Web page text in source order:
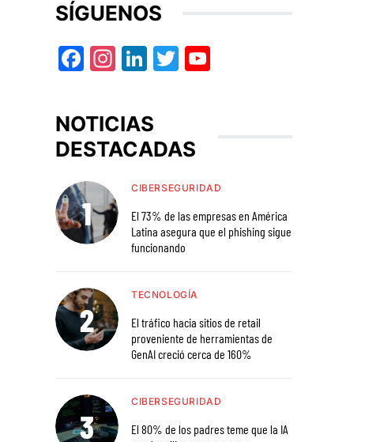
SÍGUENOS
Facebook
Instagram
LinkedIn
Twitter
NOTICIAS
DESTACADAS
CIBERSEGURIDAD
El 73% de las empresas en América
Latina asegura que el phishing sigue
funcionando
TECNOLOGÍA
El tráfico hacia sitios de retail
proveniente de herramientas de
GenAI creció cerca de 160%
CIBERSEGURIDAD
El 80% de los padres teme que la IA